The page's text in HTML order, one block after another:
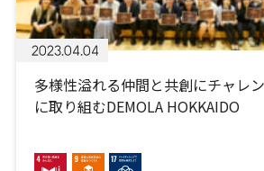
2023.04.04
多様性溢れる仲間と共創にチャレ
に取り組むDEMOLA HOKKAIDO